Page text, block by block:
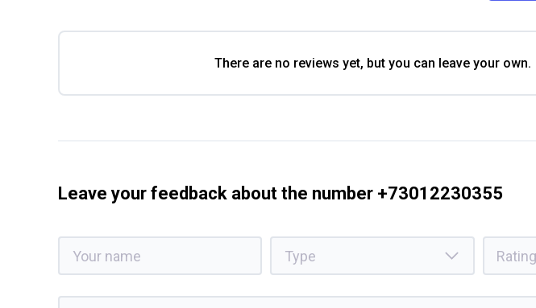
There are no reviews yet, but you can leave your own.
Leave your feedback about the number +73012230355